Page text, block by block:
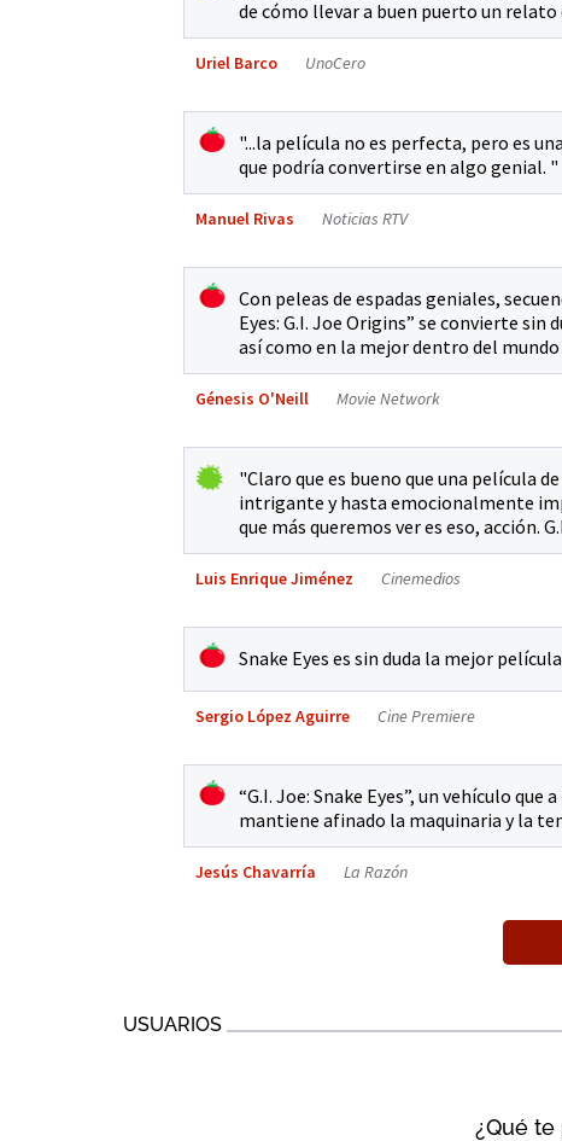
de cómo llevar a buen puerto un relato
Uriel Barco UnoCero
"...la película no es perfecta, pero es
que podría convertirse en algo genial. "
Manuel Rivas Noticias RTV
Con peleas de espadas geniales,
Eyes: G.I. Joe Origins” se convierte sin
así como en la mejor dentro del
Génesis O'Neill Movie Network
"Claro que es bueno que una película
intrigante y hasta emocionalmente
que más queremos ver es eso, acción.
Luis Enrique Jiménez Cinemedios
Snake Eyes es sin duda la mejor
Sergio López Aguirre Cine Premiere
“G.I. Joe: Snake Eyes”, un vehículo
mantiene afinado la maquinaria y la
Jesús Chavarría La Razón
USUARIOS
¿Qué